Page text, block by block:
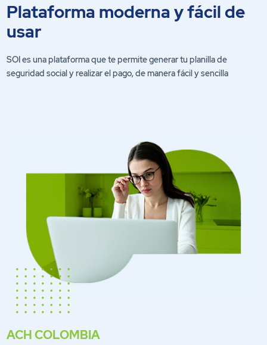
Plataforma moderna y fácil de
usar
SOI es una plataforma que te permite generar tu planilla de
seguridad social y realizar el pago, de manera fácil y sencilla
ACH COLOMBIA